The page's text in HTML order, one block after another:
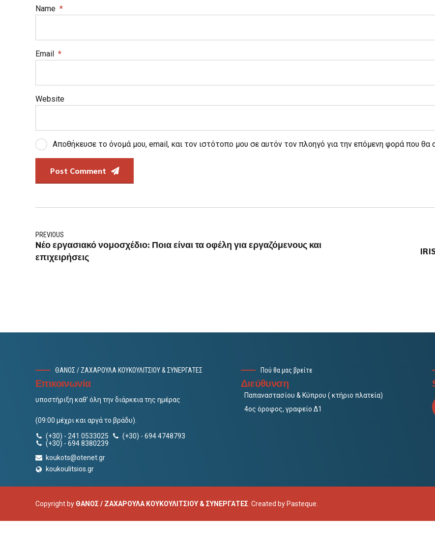
Name *
Email *
Website
Αποθήκευσε το όνομά μου, email, και τον ιστότοπο μου σε αυτόν τον πλοηγό για την επόμενη φορά που θα
Post Comment
PREVIOUS
Nέο εργασιακό νομοσχέδιο: Ποια είναι τα οφέλη για εργαζόμενους και
επιχειρήσεις
ΘΑΝΟΣ / ΖΑΧΑΡΟΥΛΑ ΚΟΥΚΟΥΛΙΤΣΙΟΥ & ΣΥΝΕΡΓΑΤΕΣ
Επικοινωνία
υποστήριξη καθ’ όλη την διάρκεια της ημέρας
(09:00 μέχρι και αργά το βράδυ).
(+30) - 241 0533025
(+30) - 694 4748793
(+30) - 694 8380239
koukots@otenet.gr
koukoulitsios.gr
Πού θα μας βρείτε
Διεύθυνση
Παπαναστασίου & Κύπρου ( κτήριο πλατεία)
4ος όροφος, γραφείο Δ1
Copyright by ΘΑΝΟΣ / ΖΑΧΑΡΟΥΛΑ ΚΟΥΚΟΥΛΙΤΣΙΟΥ & ΣΥΝΕΡΓΑΤΕΣ . Created by Pasteque